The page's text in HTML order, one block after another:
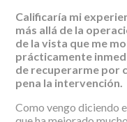
Calificaría mi
más allá de la
de la vista que me
prácticamente
de recuperarme por
pena la intervención.
Como vengo diciendo